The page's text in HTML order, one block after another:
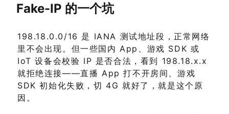
Fake-IP 的一个坑
198.18.0.0/16 是 IANA 测试地址段，正常网络
里不会出现。但一些国内 App、游戏 SDK 或
IoT 设备会校验 IP 是否合法，看到 198.18.x.x
就拒绝连接——直播 App 打不开房间、游戏
SDK 初始化失败，切 4G 就好了，就是这个原
因。